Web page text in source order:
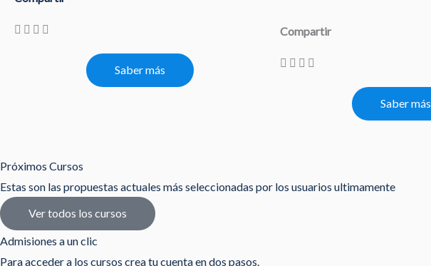
Saber más
Compartir
Saber más
Próximos Cursos
Estas son las propuestas actuales más seleccionadas por los usuarios ultimamente
Ver todos los cursos
Admisiones a un clic
Para acceder a los cursos crea tu cuenta en dos pasos.